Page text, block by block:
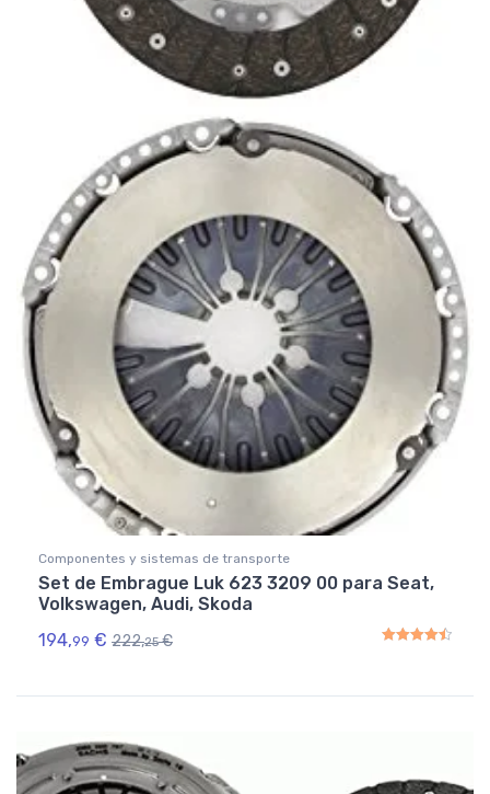
Componentes y sistemas de transporte
Set de Embrague Luk 623 3209 00 para Seat,
Volkswagen, Audi, Skoda
194,99 € 222,25 €